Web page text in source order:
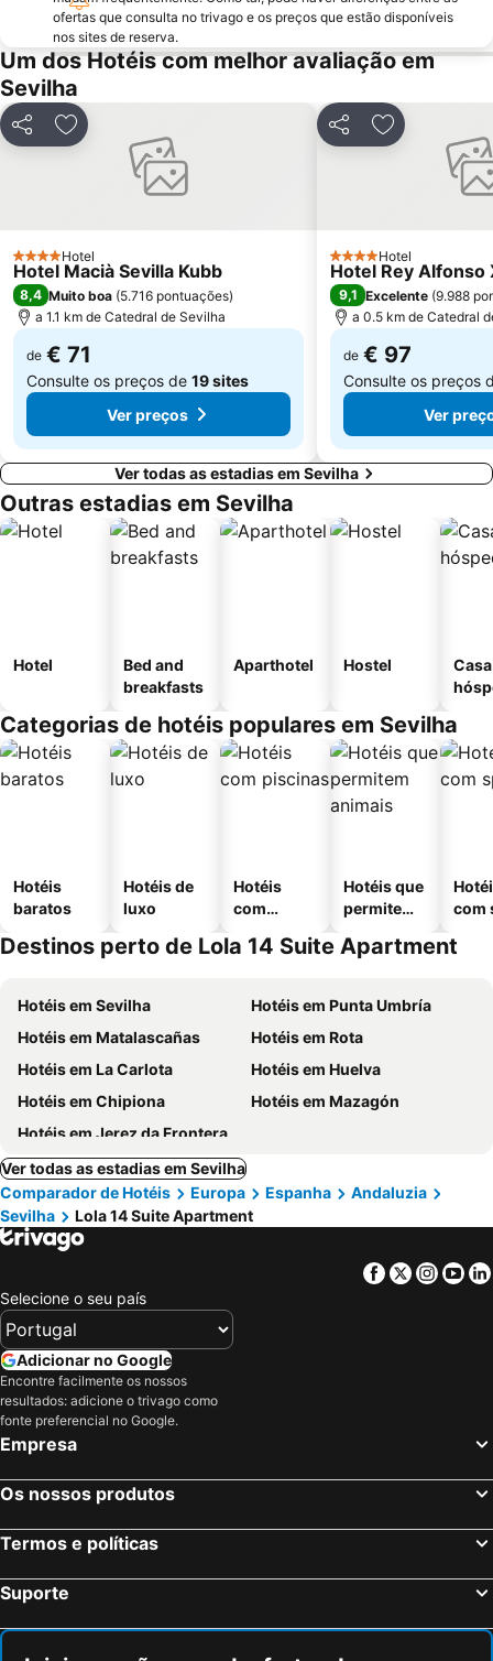
Zodiaco
Real Alcazar
Firenze
Triana Este
Giralda
Parque de Maria Luísa
Fibes Sevilla Kongresscenter
Estadio Ramón Sánchez Pizjuán
Arenal
Reserva de Animales exóticos Castillo de las Guardas
Centro comercial Zona este
Aire de Sevilla Baños árabes
Basilica da Macarena
Calle Tetuán
Torre do Ouro
Palacio de Congresos y exposiciones de Sevilla
ofertas que consulta no trivago e os preços que estão disponíveis
nos sites de reserva.
Um dos Hotéis com melhor avaliação em
Sevilha
PartilharAdicionar aos favoritos
4 Estrelas
Hotel
Hotel Macià Sevilla Kubb
8,4 Muito boa (5.716 pontuações)
a 1.1 km de Catedral de Sevilha
de € 71
Consulte os preços de 19 sites
Ver preços
PartilharAdicionar
4 Estrelas
Hotel
Hotel Rey Alfonso
9,1 Excelente (9.988
a 0.5 km de Catedral
de € 97
Consulte os preços
Ver
Ver todas as estadias em Sevilha
Outras estadias em Sevilha
Hotel
Bed and
breakfasts
Aparthotel Hostel
Categorias de hotéis populares em Sevilha
Hotéis
baratos
Hotéis de
luxo
Hotéis
com
Hotéis que
permitem
com
Destinos perto de Lola 14 Suite Apartment
Hotéis em Sevilha
Hotéis em Punta Umbría
Hotéis em Matalascañas
Hotéis em Rota
Hotéis em La Carlota
Hotéis em Huelva
Hotéis em Chipiona
Hotéis em Mazagón
Hotéis em Jerez da Frontera
Ver todas as estadias em Sevilha
Comparador de Hotéis
Europa Espanha
Andaluzia
Sevilha
Lola 14 Suite Apartment
Facebook
Twitter
Selecione o seu país
Adicionar no Google
Encontre facilmente os nossos
resultados: adicione o trivago como
fonte preferencial no Google.
Empresa
Os nossos produtos
Termos e políticas
Suporte